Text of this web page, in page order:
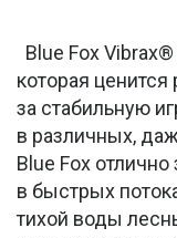
Blue Fox
которая
за стабильную
в различных,
Blue Fox
в быстрых
тихой воды